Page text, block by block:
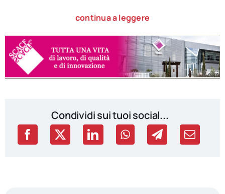
continua a leggere
Condividi sui tuoi social...